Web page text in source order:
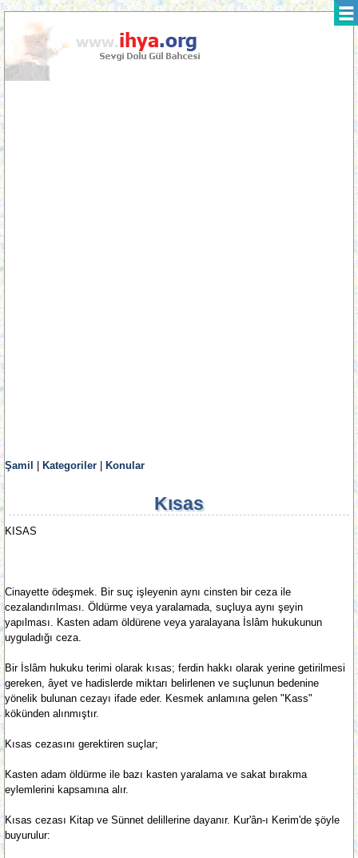
Şamil Kategoriler Konular
Kısas
KISAS
Cinayette ödeşmek. Bir suç işleyenin aynı cinsten bir ceza ile
cezalandırılması. Öldürme veya yaralamada, suçluya aynı şeyin
yapılması. Kasten adam öldürene veya yaralayana İslâm hukukunun
uyguladığı ceza.
Bir İslâm hukuku terimi olarak kısas; ferdin hakkı olarak yerine getirilmesi
gereken, âyet ve hadislerde miktarı belirlenen ve suçlunun bedenine
yönelik bulunan cezayı ifade eder. Kesmek anlamına gelen "Kass"
kökünden alınmıştır.
Kısas cezasını gerektiren suçlar;
Kasten adam öldürme ile bazı kasten yaralama ve sakat bırakma
eylemlerini kapsamına alır.
Kısas cezası Kitap ve Sünnet delillerine dayanır. Kur'ân-ı Kerim'de şöyle
buyurulur: